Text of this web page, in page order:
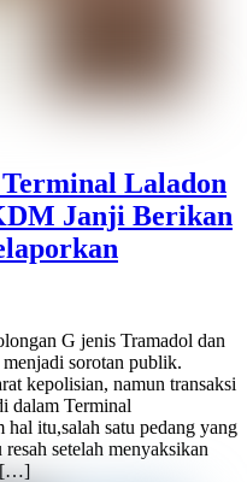
Laladon
Janji Berikan
G jenis Tramadol dan
sorotan publik.
kepolisian, namun transaksi
dalam Terminal
itu,salah satu pedang yang
setelah menyaksikan
[…]